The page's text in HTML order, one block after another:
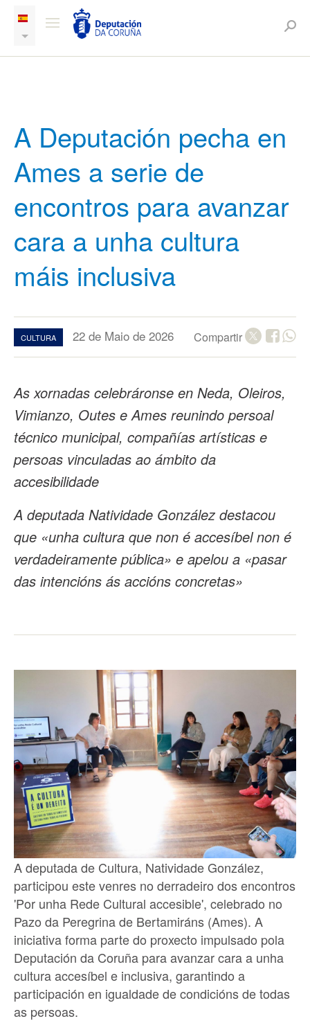
A Deputación pecha en
Ames a serie de
encontros para avanzar
cara a unha cultura
máis inclusiva
CULTURA 22 de Maio de 2026 Compartir
As xornadas celebráronse en Neda, Oleiros,
Vimianzo, Outes e Ames reunindo persoal
técnico municipal, compañías artísticas e
persoas vinculadas ao ámbito da
accesibilidade
A deputada Natividade González destacou
que «unha cultura que non é accesíbel non é
verdadeiramente pública» e apelou a «pasar
das intencións ás accións concretas»
A deputada de Cultura, Natividade González,
participou este venres no derradeiro dos encontros
'Por unha Rede Cultural accesible', celebrado no
Pazo da Peregrina de Bertamiráns (Ames). A
iniciativa forma parte do proxecto impulsado pola
Deputación da Coruña para avanzar cara a unha
cultura accesíbel e inclusiva, garantindo a
participación en igualdade de condicións de todas
as persoas.